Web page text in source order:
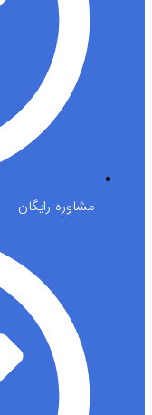
مشاوره رایگان